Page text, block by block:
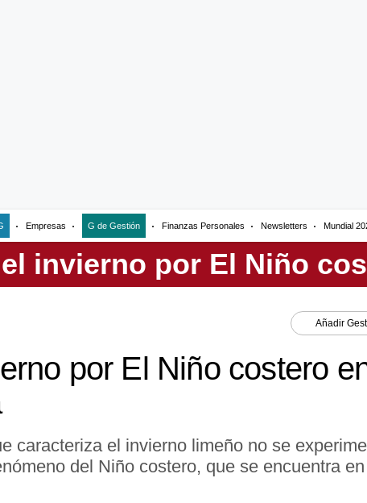
Empresas G de Gestión Finanzas Personales Newsletters Mundial
Añadir
por El Niño costero
caracteriza el invierno limeño no se
del Niño costero, que se encuentra